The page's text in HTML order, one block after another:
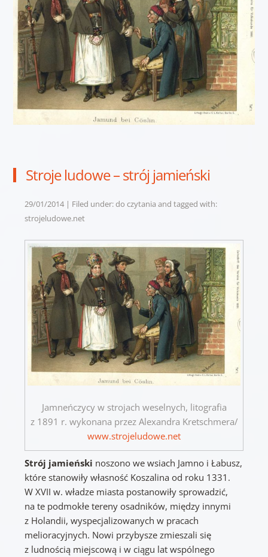
Stroje ludowe – strój jamieński
29/01/2014 | Filed under:do czytania and tagged with:
strojeludowe.net
Jamneńczycy w strojach weselnych, litografia
z 1891 r. wykonana przez Alexandra Kretschmera/
www.strojeludowe.net
Strój jamieński noszono we wsiach Jamno i Łabusz,
które stanowiły własność Koszalina od roku 1331.
W XVII w. władze miasta postanowiły sprowadzić,
na te podmokłe tereny osadników, między innymi
z Holandii, wyspecjalizowanych w pracach
melioracyjnych. Nowi przybysze zmieszali się
z ludnością miejscową i w ciągu lat wspólnego